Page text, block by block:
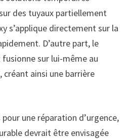
des tuyaux partiellement
s’applique directement sur la
D’autre part, le
sur lui-même au
ainsi une barrière
une réparation d’urgence,
devrait être envisagée